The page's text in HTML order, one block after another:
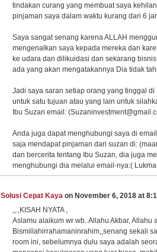
tindakan curang yang membuat saya
pinjaman saya dalam waktu kurang dari 6
Saya sangat senang karena ALLAH
mengenalkan saya kepada mereka dan
ke udara dan dilikuidasi dan sekarang
ada yang akan mengatakannya Dia tidak
Jadi saya saran setiap orang yang tinggal
untuk satu tujuan atau yang lain untuk
Ibu Suzan email:
Anda juga dapat menghubungi saya di
saja mendapat pinjaman dari suzan di:
dan bercerita tentang Ibu Suzan, dia juga
menghubungi dia melalui email-nya:(
Solusi Cepat Kaya on November 6, 2018 at
,,.,KISAH NYATA ,
Aslamu alaikum wr wb..Allahu Akbar, Allahu
Bismillahirrahamaninrahim,,senang sekali
room ini, sebelumnya dulu saya adalah